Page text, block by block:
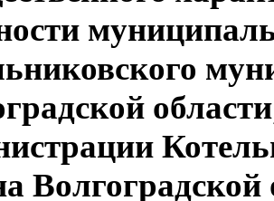
области
Волгоградской